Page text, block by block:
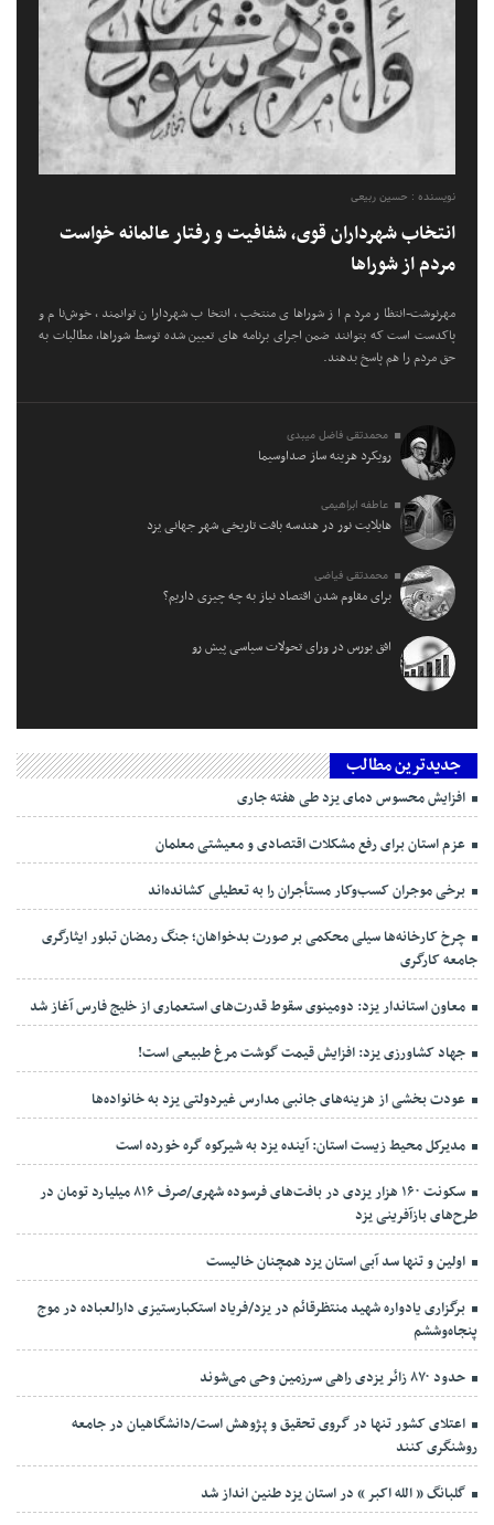
نویسنده : حسین ربیعی
انتخاب شهرداران قوی، شفافیت و رفتار عالمانه خواست
مردم از شوراها
مهرنوشت-انتظار مردم از شوراهای منتخب، انتخاب شهرداران توانمند، خوش‌نام و
پاکدست است که بتوانند ضمن اجرای برنامه های تعیین شده توسط شوراها، مطالبات به
حق مردم را هم پاسخ بدهند.
محمدتقی فاضل میبدی
رویکرد هزینه ساز صداوسیما
عاطفه ابراهیمی
هایلایت نور در هندسه بافت تاریخی شهر جهانی یزد
محمدتقی فیاضی
برای مقاوم شدن اقتصاد نیاز به چه چیزی داریم؟
افق بورس در ورای تحولات سیاسی پیش‌ رو
جدیدترین مطالب
افزایش محسوس دمای یزد طی هفته جاری
عزم استان برای رفع مشکلات اقتصادی و معیشتی معلمان
برخی موجران کسب‌وکار مستأجران را به تعطیلی کشانده‌اند
چرخ کارخانه‌ها سیلی محکمی بر صورت بدخواهان؛ جنگ رمضان تبلور ایثارگری
جامعه کارگری
معاون استاندار یزد: دومینوی سقوط قدرت‌های استعماری از خلیج فارس آغاز شد
جهاد کشاورزی یزد: افزایش قیمت گوشت مرغ طبیعی است!
عودت بخشی از هزینه‌های جانبی مدارس غیردولتی یزد به خانواده‌ها
مدیرکل محیط زیست استان: آینده یزد به شیرکوه گره خورده است
سکونت ۱۶۰ هزار یزدی در بافت‌های فرسوده شهری/صرف ۸۱۶ میلیارد تومان در
طرح‌های بازآفرینی یزد
اولین و تنها سد آبی استان یزد همچنان خالیست
برگزاری یادواره شهید منتظرقائم در یزد/فریاد استکبارستیزی دارالعباده در موج
پنجاه‌وششم
حدود ۸۷۰ زائر یزدی راهی سرزمین وحی می‌شوند
اعتلای کشور تنها در گروی تحقیق و پژوهش است/دانشگاهیان در جامعه
روشنگری کنند
گلبانگ « الله اکبر » در استان یزد طنین انداز شد